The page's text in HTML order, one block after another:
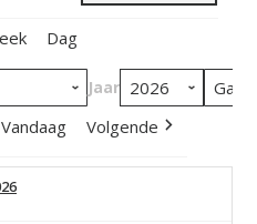
Dag
Jaar
Vandaag Volgende